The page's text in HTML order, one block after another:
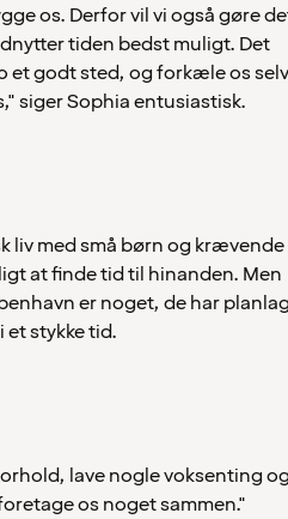
os. Derfor vil vi også gøre
tiden bedst muligt. Det
et godt sted, og forkæle os selv
siger Sophia entusiastisk.
liv med små børn og krævende
at finde tid til hinanden. Men
er noget, de har
i et stykke tid.
lave nogle voksenting
os noget sammen."